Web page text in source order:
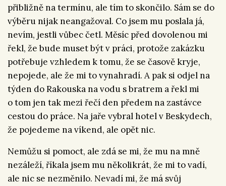
přibližně na termínu, ale tím to skončilo. Sám se do
výběru nijak neangažoval. Co jsem mu poslala já,
nevím, jestli vůbec četl. Měsíc před dovolenou mi
řekl, že bude muset být v práci, protože zakázku
potřebuje vzhledem k tomu, že se časově kryje,
nepojede, ale že mi to vynahradí. A pak si odjel na
týden do Rakouska na vodu s bratrem a řekl mi
o tom jen tak mezi řečí den předem na zastávce
cestou do práce. Na jaře vybral hotel v Beskydech,
že pojedeme na víkend, ale opět nic.
Nemůžu si pomoct, ale zdá se mi, že mu na mně
nezáleží, říkala jsem mu několikrát, že mi to vadí,
ale nic se nezměnilo. Nevadí mi, že má svůj